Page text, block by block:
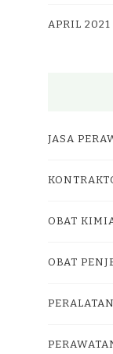
APRIL 2021
JASA
OBAT
OBAT